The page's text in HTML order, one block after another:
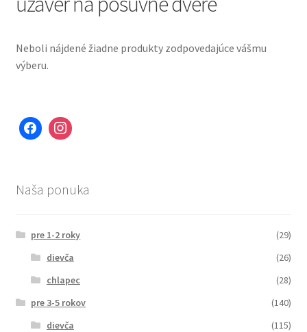
Kategórie produktov
Dôležité informácie
Neboli nájdené žiadne produkty zodpovedajúce vášmu
výberu.
Naša ponuka
pre 1-2 roky
(29)
dievča
(26)
chlapec
(28)
pre 3-5 rokov
(140)
dievča
(115)